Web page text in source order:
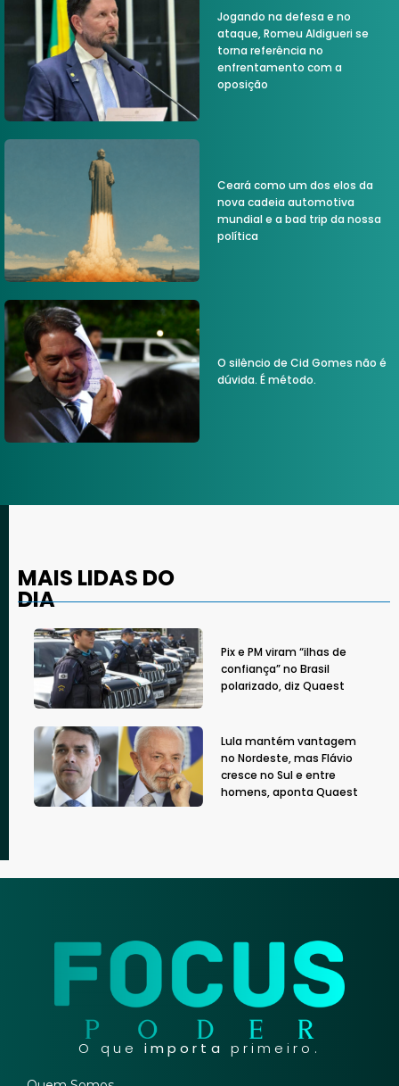
Jogando na defesa e no
ataque, Romeu Aldigueri se
torna referência no
enfrentamento com a
oposição
Ceará como um dos elos da
nova cadeia automotiva
mundial e a bad trip da nossa
política
O silêncio de Cid Gomes não é
dúvida. É método.
MAIS LIDAS DO
DIA
Pix e PM viram “ilhas de
confiança” no Brasil
polarizado, diz Quaest
Lula mantém vantagem
no Nordeste, mas Flávio
cresce no Sul e entre
homens, aponta Quaest
O que importa primeiro.